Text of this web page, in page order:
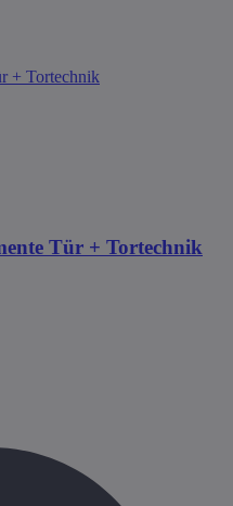
+ Tortechnik
Tür + Tortechnik